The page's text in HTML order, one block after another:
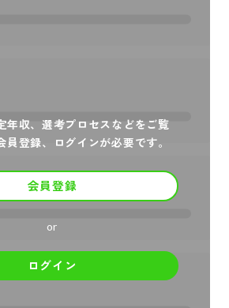
年収、選考プロセスなどをご覧
員登録、ログインが必要です。
会員登録
or
ログイン